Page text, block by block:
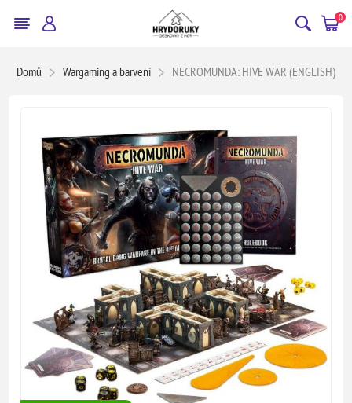
0
Domů Wargaming a barvení NECROMUNDA: HIVE WAR (ENGLISH)